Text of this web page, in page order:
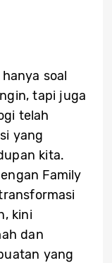
soal
tapi juga
telah
yang
kita.
Family
kini
dan
yang